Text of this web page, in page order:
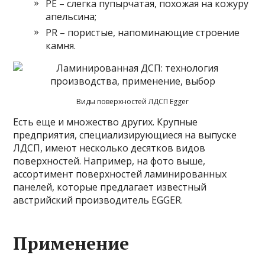
РЕ – слегка пупырчатая, похожая на кожуру
апельсина;
PR – пористые, напоминающие строение
камня.
Виды поверхностей ЛДСП Egger
Есть еще и множество других. Крупные
предприятия, специализирующиеся на выпуске
ЛДСП, имеют несколько десятков видов
поверхностей. Например, на фото выше,
ассортимент поверхностей ламинированных
панелей, которые предлагает известный
австрийский производитель EGGER.
Применение